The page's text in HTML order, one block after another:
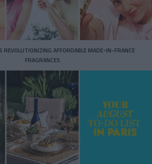
REVOLUTIONIZING AFFORDABLE MADE-IN-FRANCE
FRAGRANCES